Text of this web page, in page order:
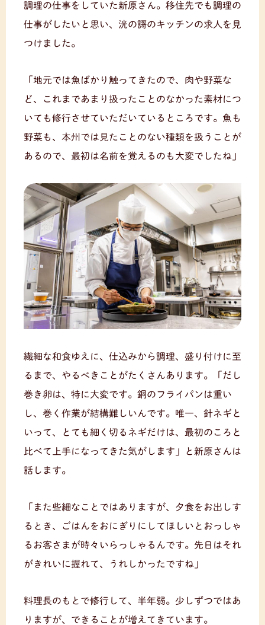
調理の仕事をしていた新原さん。移住先でも調理の
仕事がしたいと思い、洸の謌のキッチンの求人を見
つけました。
「地元では魚ばかり触ってきたので、肉や野菜な
ど、これまであまり扱ったことのなかった素材につ
いても修行させていただいているところです。魚も
野菜も、本州では見たことのない種類を扱うことが
あるので、最初は名前を覚えるのも大変でしたね」
繊細な和食ゆえに、仕込みから調理、盛り付けに至
るまで、やるべきことがたくさんあります。「だし
巻き卵は、特に大変です。銅のフライパンは重い
し、巻く作業が結構難しいんです。唯一、針ネギと
いって、とても細く切るネギだけは、最初のころと
比べて上手になってきた気がします」と新原さんは
話します。
「また些細なことではありますが、夕食をお出しす
るとき、ごはんをおにぎりにしてほしいとおっしゃ
るお客さまが時々いらっしゃるんです。先日はそれ
がきれいに握れて、うれしかったですね」
料理長のもとで修行して、半年弱。少しずつではあ
りますが、できることが増えてきています。